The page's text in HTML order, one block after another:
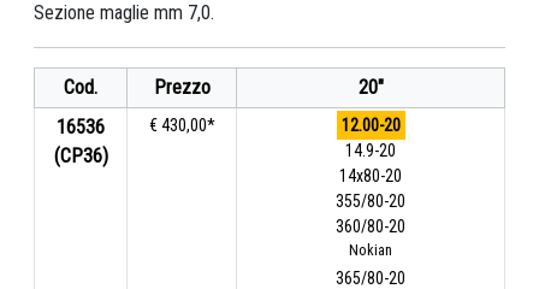
Sezione maglie mm 7,0.
Cod. Prezzo
20"
16536
(CP36)
€ 430,00*
12.00-20
14.9-20
14x80-20
355/80-20
360/80-20
Nokian
365/80-20